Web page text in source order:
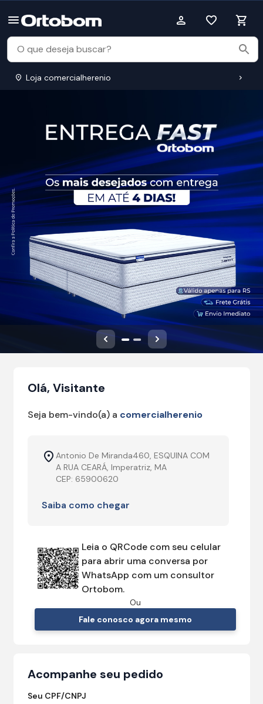
Loja comercialherenio
Anterior Próximo
Olá, Visitante
Seja bem-vindo(a) a comercialherenio
Antonio De Miranda460, ESQUINA COM
A RUA CEARÁ, Imperatriz, MA
CEP: 65900620
Saiba como chegar
Leia o QRCode com seu celular
para abrir uma conversa por
WhatsApp com um consultor
Ortobom.
Ou
Fale conosco agora mesmo
Acompanhe seu pedido
Seu CPF/CNPJ